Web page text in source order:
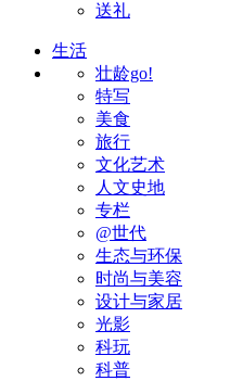
送礼
生活
壮龄go!
特写
美食
旅行
文化艺术
人文史地
专栏
@世代
生态与环保
时尚与美容
设计与家居
光影
科玩
科普